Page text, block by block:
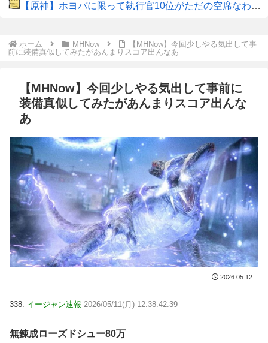
【原神】ホヨバに限って執行官10位がただの空席なわけない！
ホーム MHNow
【MHNow】今回少しやる気出して事
前に装備真似してみたがあんまりスコア出んなあ
【MHNow】今回少しやる気出して事前に
装備真似してみたがあんまりスコア出んな
あ
2026.05.12
338: イージャン速報 2026/05/11(月) 12:38:42.39
無錬成ローズドシュー80万